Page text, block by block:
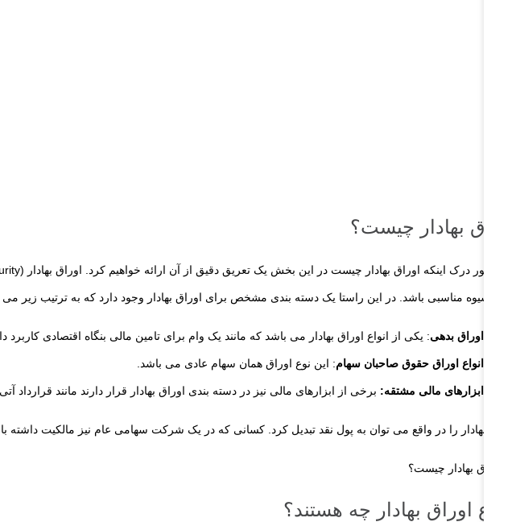
اوراق بهادار چیست؟
مالی شیوه مناسبی باشد. در این راستا یک دسته بندی مشخص برای اوراق بهادار وجود دارد که به ترتیب زیر می
اوراق بدهی: یکی از انواع اوراق بهادار می باشد که مانند یک وام برای تامین مالی بنگاه اقتصادی
انواع اوراق حقوق صاحبان سهام: این نوع اوراق همان سهام عادی می باشد.
ابزارهای مالی مشتقه: برخی از ابزارهای مالی نیز در دسته بندی اوراق بهادار قرار دارند مانند قرارداد آتی
اوراق بهادار را در واقع می توان به پول نقد تبدیل کرد. کسانی که در یک شرکت سهامی عام نیز مالکیت داشته
انواع اوراق بهادار چه هستند؟